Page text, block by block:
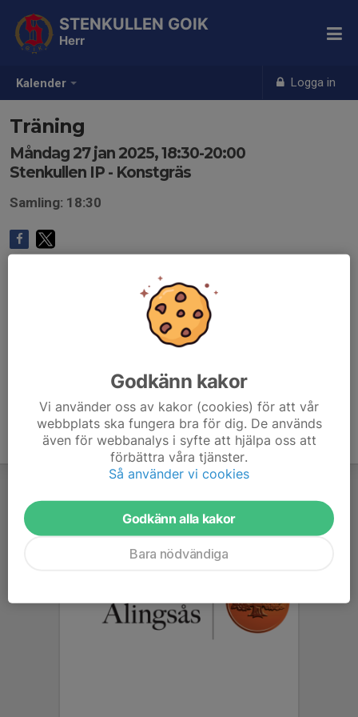
Kalender Logga in
STENKULLEN GOIK
Herr
Träning
Måndag 27 jan 2025, 18:30-20:00
Stenkullen IP - Konstgräs
Samling: 18:30
Godkänn kakor
Vi använder oss av kakor (cookies) för att vår
webbplats ska fungera bra för dig. De används
även för webbanalys i syfte att hjälpa oss att
förbättra våra tjänster.
Så använder vi cookies
Godkänn alla kakor
Bara nödvändiga